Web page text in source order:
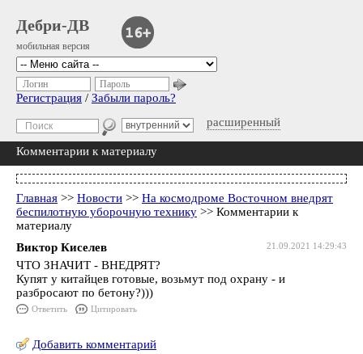
Дебри-ДВ
мобильная версия
расширенный
Логин Пароль
Регистрация / Забыли пароль?
Комментарии к материалу
Главная >> Новости >> На космодроме Восточном внедрят
беспилотную уборочную технику >> Комментарии к
материалу
21.09.2021 14:29:43
Виктор Киселев
ЧТО ЗНАЧИТ - ВНЕДРЯТ?
Купят у китайцев готовые, возьмут под охрану - и
разбросают по бетону?)))
Ответить Цитировать
Добавить комментарий